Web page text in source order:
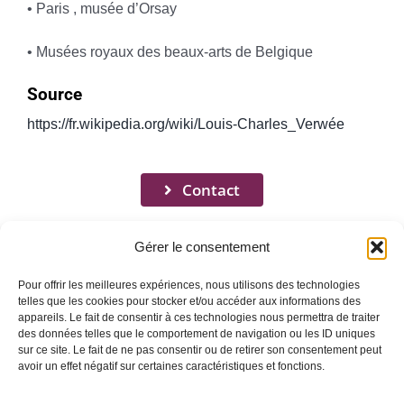
Gérer le consentement
Pour offrir les meilleures expériences, nous utilisons des technologies
telles que les cookies pour stocker et/ou accéder aux informations des
appareils. Le fait de consentir à ces technologies nous permettra de traiter
des données telles que le comportement de navigation ou les ID uniques
sur ce site. Le fait de ne pas consentir ou de retirer son consentement peut
avoir un effet négatif sur certaines caractéristiques et fonctions.
• Paris , musée d’Orsay
• Musées royaux des beaux-arts de Belgique
Source
https://fr.wikipedia.org/wiki/Louis-Charles_Verwée
Contact
Toggle
Navigation
ACCUEIL
Mentions légales